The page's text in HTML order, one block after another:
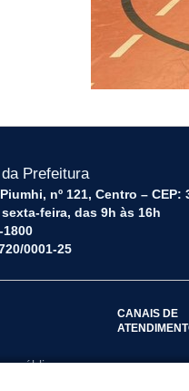
Prefeitura
nº 121, Centro – CEP:
feira, das 9h às 16h
1800
0001-25
público
CANAIS DE